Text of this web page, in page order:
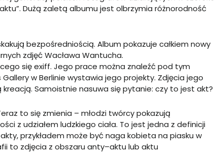
Dużą zaletą albumu jest olbrzymia różnorodność
bezpośredniością. Album pokazuje całkiem nowy
zdjęć Wacława Wantucha.
się exiff. Jego prace można znaleźć pod tym
w Berlinie wystawia jego projekty. Zdjęcia jego
Samoistnie nasuwa się pytanie: czy to jest akt?
to się zmienia – młodzi twórcy pokazują
z udziałem ludzkiego ciała. To jest jedna z definicji
przykładem może być naga kobieta na piasku w
to zdjęcia z obszaru anty–aktu lub aktu